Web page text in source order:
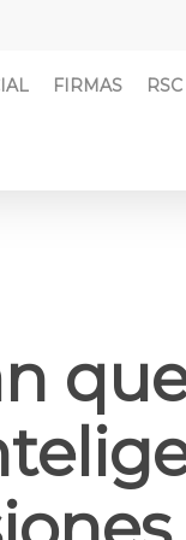
FIRMAS RSC